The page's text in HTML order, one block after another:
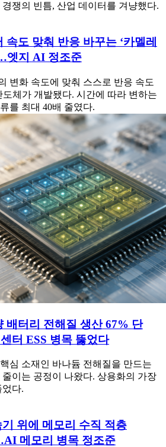
쟁의 빈틈, 산업 데이터를 겨냥했다.
도 맞춰 반응 바꾸는 ‘카멜레
엣지 AI 정조준
변화 속도에 맞춰 스스로 반응 속도
체가 개발됐다. 시간에 따라 변하는
를 최대 40배 줄였다.
배터리 전해질 생산 67% 단
터 ESS 병목 뚫었다
심 소재인 바나듐 전해질을 만드는
이는 공정이 나왔다. 상용화의 가장
었다.
위에 메모리 수직 적층
메모리 병목 정조준